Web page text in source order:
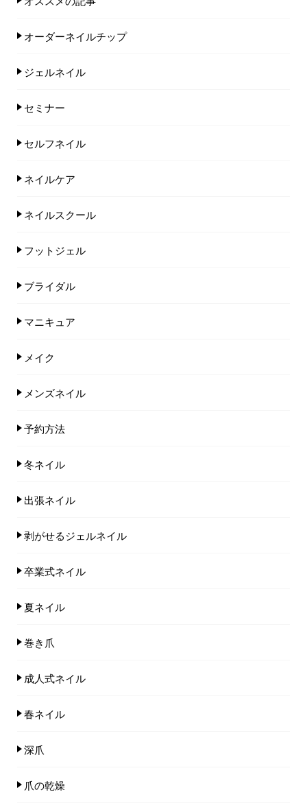
オーダーネイルチップ
ジェルネイル
セミナー
セルフネイル
ネイルケア
ネイルスクール
フットジェル
ブライダル
マニキュア
メイク
メンズネイル
予約方法
冬ネイル
出張ネイル
剥がせるジェルネイル
卒業式ネイル
夏ネイル
巻き爪
成人式ネイル
春ネイル
深爪
爪の乾燥